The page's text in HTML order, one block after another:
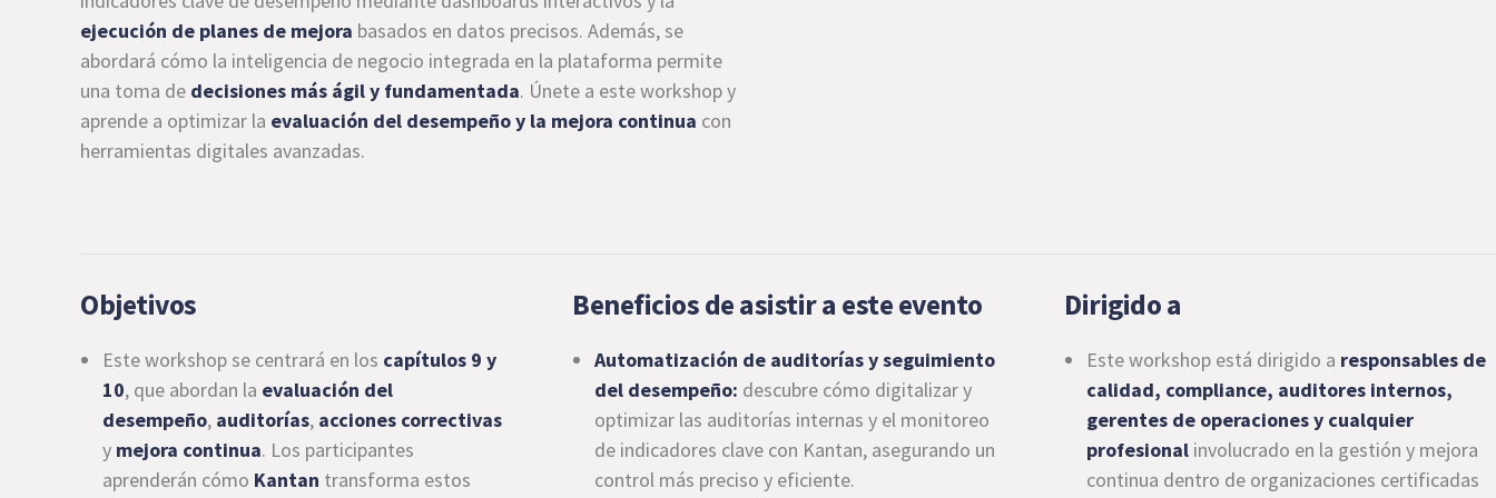
ejecución de planes de mejora basados en datos precisos. Además, se
abordará cómo la inteligencia de negocio integrada en la plataforma permite
una toma de decisiones más ágil y fundamentada. Únete a este workshop y
aprende a optimizar la evaluación del desempeño y la mejora continua con
herramientas digitales avanzadas.
Objetivos
Este workshop se centrará en los capítulos 9 y
10, que abordan la evaluación del
desempeño, auditorías, acciones correctivas
y mejora continua. Los participantes
aprenderán cómo Kantan transforma estos
Beneficios de asistir a este evento
Automatización de auditorías y seguimiento
del desempeño: descubre cómo digitalizar y
optimizar las auditorías internas y el monitoreo
de indicadores clave con Kantan, asegurando un
control más preciso y eficiente.
Dirigido a
Este workshop está dirigido a responsables de
calidad, compliance, auditores internos,
gerentes de operaciones y cualquier
profesional involucrado en la gestión y mejora
continua dentro de organizaciones certificadas